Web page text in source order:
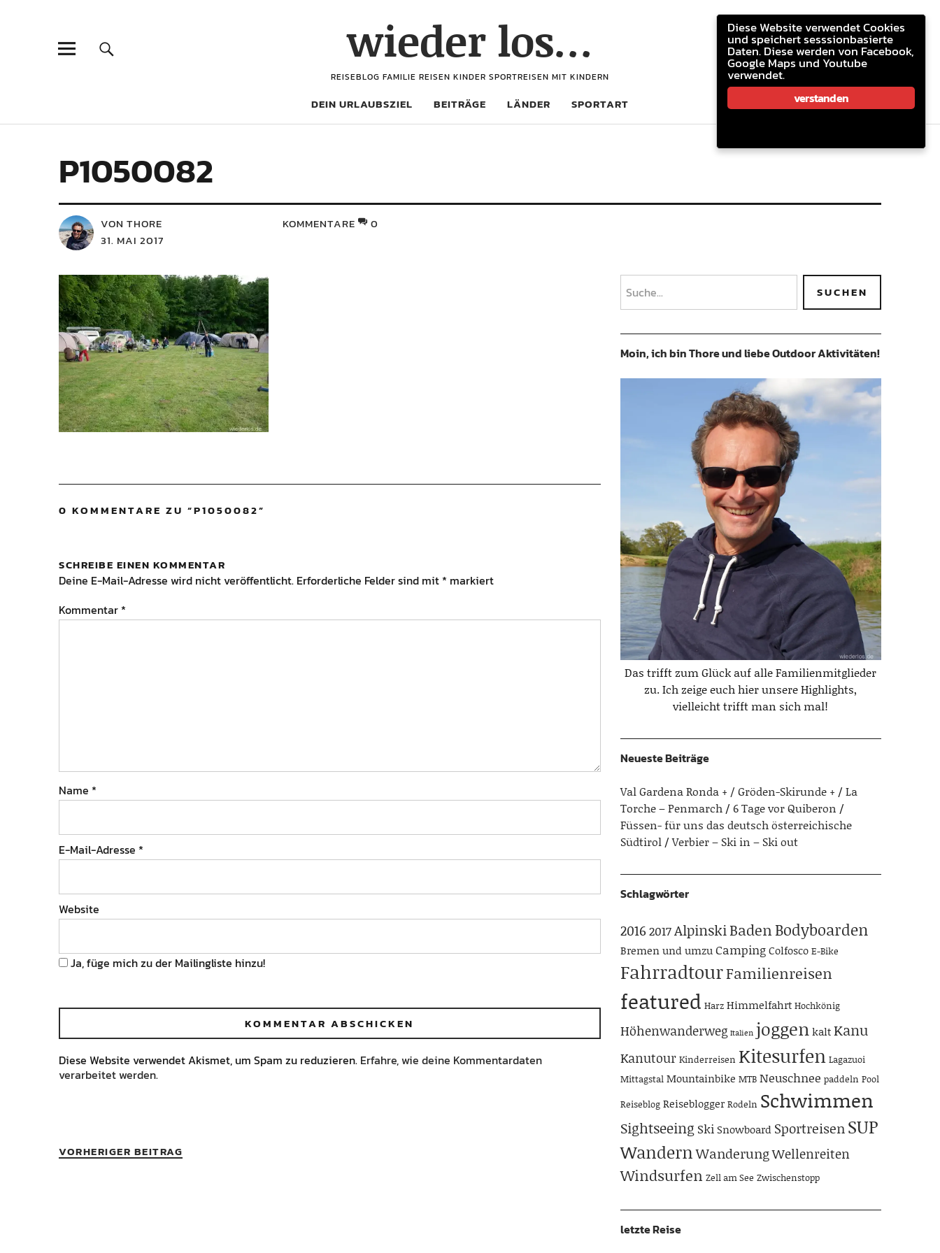
wieder los…
REISEBLOG FAMILIE REISEN KINDER SPORTREISEN MIT KINDERN
DEIN URLAUBSZIEL BEITRÄGE LÄNDER SPORTART
P1050082
VON THORE
31. MAI 2017
KOMMENTARE 0
0 KOMMENTARE ZU “P1050082”
SCHREIBE EINEN KOMMENTAR
Deine E-Mail-Adresse wird nicht veröffentlicht. Erforderliche Felder sind mit * markiert
Kommentar *
Name *
E-Mail-Adresse *
Website
Ja, füge mich zu der Mailingliste hinzu!
Diese Website verwendet Akismet, um Spam zu reduzieren. Erfahre, wie deine Kommentardaten
verarbeitet werden.
VORHERIGER BEITRAG
Moin, ich bin Thore und liebe Outdoor Aktivitäten!
Das trifft zum Glück auf alle Familienmitglieder
zu. Ich zeige euch hier unsere Highlights,
vielleicht trifft man sich mal!
Neueste Beiträge
Val Gardena Ronda + / Gröden-Skirunde +
La
Torche – Penmarch
6 Tage vor Quiberon
Füssen- für uns das deutsch österreichische
Südtirol
Verbier – Ski in – Ski out
Schlagwörter
2016 2017AlpinskiBaden Bodyboarden
Bremen und umzuCampingColfosco E-Bike
FahrradtourFamilienreisen
featured Harz Himmelfahrt Hochkönig
Höhenwanderweg Italien joggenkaltKanu
Kanutour Kinderreisen Kitesurfen Lagazuoi
Mittagstal Mountainbike MTB Neuschnee paddeln Pool
Reiseblog Reiseblogger Rodeln Schwimmen
Sightseeing SkiSnowboard SportreisenSUP
WandernWanderungWellenreiten
Windsurfen Zell am See Zwischenstopp
letzte Reise
Diese Website verwendet Cookies
und speichert sesssionbasierte
Daten. Diese werden von Facebook,
Google Maps und Youtube
verwendet.
verstanden